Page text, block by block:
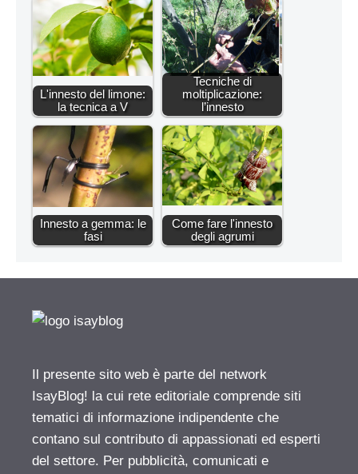
L'innesto del limone:
la tecnica a V
Tecniche di
moltiplicazione:
l’innesto
Innesto a gemma: le
fasi
Come fare l'innesto
degli agrumi
Il presente sito web è parte del network
IsayBlog! la cui rete editoriale comprende siti
tematici di informazione indipendente che
contano sul contributo di appassionati ed esperti
del settore. Per pubblicità, comunicati e